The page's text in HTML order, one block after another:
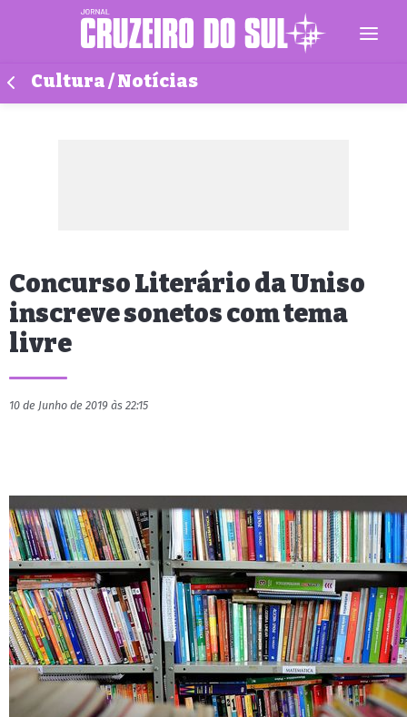
Cultura / Notícias
Concurso Literário da Uniso
inscreve sonetos com tema
livre
10 de Junho de 2019 às 22:15